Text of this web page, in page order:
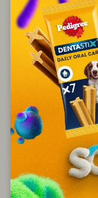
Zusatzstoffe
Zusatzstoffe:
Kupfer
(Calciumjodat
sulfat-
sulfat,
Monohydrat):